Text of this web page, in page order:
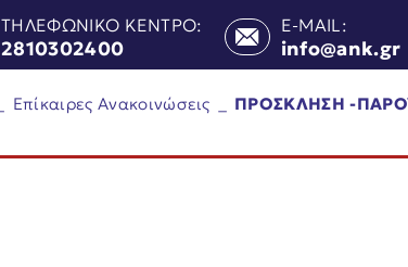
ΤΗΛΕΦΩΝΙΚΟ ΚΕΝΤΡΟ:
2810302400
E-MAIL:
info@ank.gr
Επίκαιρες Ανακοινώσεις ΠΡΟΣΚΛΗΣΗ -